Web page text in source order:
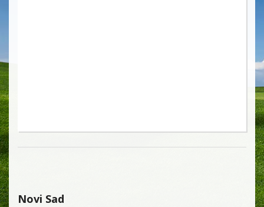
Novi Sad